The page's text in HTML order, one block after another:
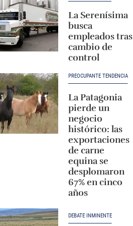
La Serenísima
busca
empleados tras
cambio de
control
PREOCUPANTE TENDENCIA
La Patagonia
pierde un
negocio
histórico: las
exportaciones
de carne
equina se
desplomaron
67% en cinco
años
DEBATE INMINENTE